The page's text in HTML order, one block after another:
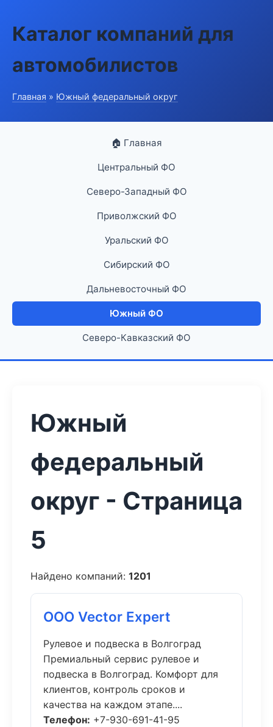
Каталог компаний для
автомобилистов
Главная » Южный федеральный округ
🏠 Главная
Центральный ФО
Северо-Западный ФО
Приволжский ФО
Уральский ФО
Сибирский ФО
Дальневосточный ФО
Южный ФО
Северо-Кавказский ФО
Южный
федеральный
округ - Страница
5
Найдено компаний: 1201
ООО Vector Expert
Рулевое и подвеска в Волгоград
Премиальный сервис рулевое и
подвеска в Волгоград. Комфорт для
клиентов, контроль сроков и
качества на каждом этапе....
Телефон: +7-930-691-41-95